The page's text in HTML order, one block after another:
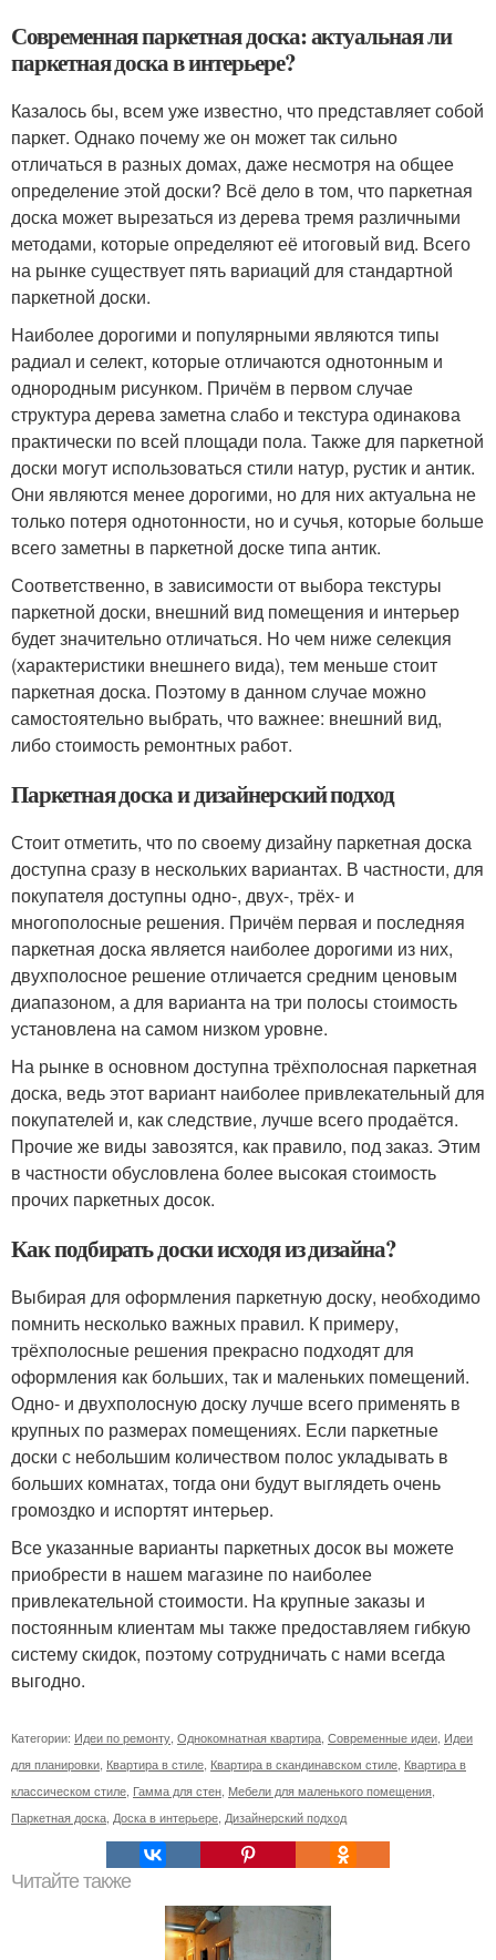
Современная паркетная доска: актуальная ли
паркетная доска в интерьере?
Казалось бы, всем уже известно, что представляет собой
паркет. Однако почему же он может так сильно
отличаться в разных домах, даже несмотря на общее
определение этой доски? Всё дело в том, что паркетная
доска может вырезаться из дерева тремя различными
методами, которые определяют её итоговый вид. Всего
на рынке существует пять вариаций для стандартной
паркетной доски.
Наиболее дорогими и популярными являются типы
радиал и селект, которые отличаются однотонным и
однородным рисунком. Причём в первом случае
структура дерева заметна слабо и текстура одинакова
практически по всей площади пола. Также для паркетной
доски могут использоваться стили натур, рустик и антик.
Они являются менее дорогими, но для них актуальна не
только потеря однотонности, но и сучья, которые больше
всего заметны в паркетной доске типа антик.
Соответственно, в зависимости от выбора текстуры
паркетной доски, внешний вид помещения и интерьер
будет значительно отличаться. Но чем ниже селекция
(характеристики внешнего вида), тем меньше стоит
паркетная доска. Поэтому в данном случае можно
самостоятельно выбрать, что важнее: внешний вид,
либо стоимость ремонтных работ.
Паркетная доска и дизайнерский подход
Стоит отметить, что по своему дизайну паркетная доска
доступна сразу в нескольких вариантах. В частности, для
покупателя доступны одно-, двух-, трёх- и
многополосные решения. Причём первая и последняя
паркетная доска является наиболее дорогими из них,
двухполосное решение отличается средним ценовым
диапазоном, а для варианта на три полосы стоимость
установлена на самом низком уровне.
На рынке в основном доступна трёхполосная паркетная
доска, ведь этот вариант наиболее привлекательный для
покупателей и, как следствие, лучше всего продаётся.
Прочие же виды завозятся, как правило, под заказ. Этим
в частности обусловлена более высокая стоимость
прочих паркетных досок.
Как подбирать доски исходя из дизайна?
Выбирая для оформления паркетную доску, необходимо
помнить несколько важных правил. К примеру,
трёхполосные решения прекрасно подходят для
оформления как больших, так и маленьких помещений.
Одно- и двухполосную доску лучше всего применять в
крупных по размерах помещениях. Если паркетные
доски с небольшим количеством полос укладывать в
больших комнатах, тогда они будут выглядеть очень
громоздко и испортят интерьер.
Все указанные варианты паркетных досок вы можете
приобрести в нашем магазине по наиболее
привлекательной стоимости. На крупные заказы и
постоянным клиентам мы также предоставляем гибкую
систему скидок, поэтому сотрудничать с нами всегда
выгодно.
Категории: Идеи по ремонту Однокомнатная квартира Современные идеи Идеи
для планировки Квартира в стиле Квартира в скандинавском стиле Квартира в
классическом стиле Гамма для стен Мебели для маленького помещения
Паркетная доска Доска в интерьере Дизайнерский подход
Читайте также